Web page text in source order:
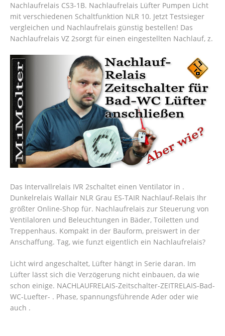
Nachlaufrelais CS3-1B. Nachlaufrelais Lüfter Pumpen Licht
mit verschiedenen Schaltfunktion NLR 10. Jetzt Testsieger
vergleichen und Nachlaufrelais günstig bestellen! Das
Nachlaufrelais VZ 2sorgt für einen eingestellten Nachlauf, z.
Das Intervallrelais IVR 2schaltet einen Ventilator in .
Dunkelrelais Wallair NLR Grau ES-TAIR Nachlauf-Relais Ihr
größter Online-Shop für. Nachlaufrelais zur Steuerung von
Ventilaloren und Beleuchtungen in Bäder, Toiletten und
Treppenhaus. Kompakt in der Bauform, preiswert in der
Anschaffung. Tag, wie funzt eigentlich ein Nachlaufrelais?
Licht wird angeschaltet, Lüfter hängt in Serie daran. Im
Lüfter lässt sich die Verzögerung nicht einbauen, da wie
schon einige. NACHLAUFRELAIS-Zeitschalter-ZEITRELAIS-Bad-
WC-Luefter- . Phase, spannungsführende Ader oder wie
auch .